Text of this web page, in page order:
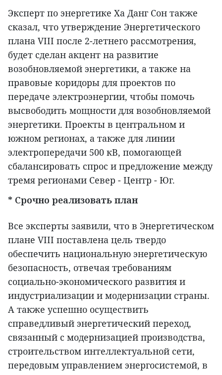
Эксперт по энергетике Ха Данг Сон также
сказал, что утверждение Энергетического
плана VIII после 2-летнего рассмотрения,
будет сделан акцент на развитие
возобновляемой энергетики, а также на
правовые коридоры для проектов по
передаче электроэнергии, чтобы помочь
высвободить мощности для возобновляемой
энергетики. Проекты в центральном и
южном регионах, а также для линии
электропередачи 500 кВ, помогающей
сбалансировать спрос и предложение между
тремя регионами Север - Центр - Юг.
* Срочно реализовать план
Все эксперты заявили, что в Энергетическом
плане VIII поставлена цель твердо
обеспечить национальную энергетическую
безопасность, отвечая требованиям
социально-экономического развития и
индустриализации и модернизации страны.
А также успешно осуществить
справедливый энергетический переход,
связанный с модернизацией производства,
строительством интеллектуальной сети,
передовым управлением энергосистемой, в